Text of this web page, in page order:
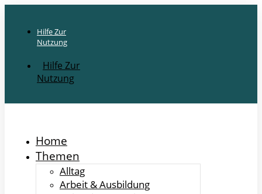
Hilfe Zur
Nutzung
Hilfe Zur
Nutzung
Home
Themen
Alltag
Arbeit & Ausbildung